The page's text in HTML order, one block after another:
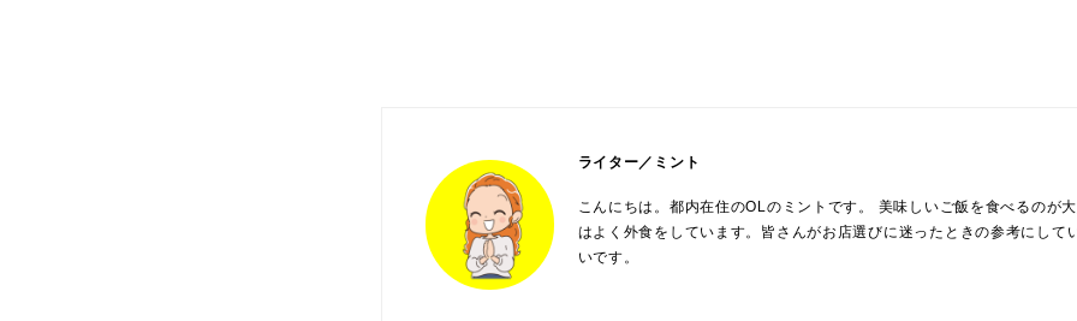
ライター／ミント
こんにちは。都内在住のOLのミントです。 美味しいご飯を食べるのが
はよく外食をしています。皆さんがお店選びに迷ったときの参考にして
いです。